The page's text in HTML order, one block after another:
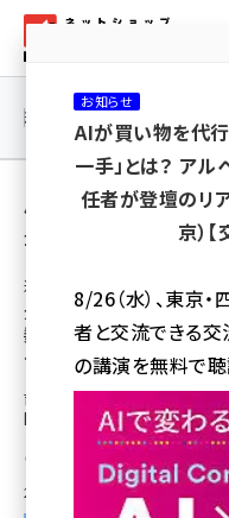
ン
ネッ
yahoo (1905)
楽天 (1873)
アスクル (1122)
base (1079)
連載・特集 |
用語「吉田嘉明」
全 2 記事中 1 ～ 2 を
通販新聞ダイジェスト
元DHC会長吉田氏の新通販
数百人規模の人材募集。
ペレーターなど12職種で
吉田氏の設立した通販会社「大
間近に迫っている。新事業開
通販新聞[転載元]
2023年8月24日 7:30
お知らせ
AIが買い物を代
一手」とは？ アル
任者が登壇のリ
京）
8/26（水）、東京
者と交流できる交
の講演を無料で聴